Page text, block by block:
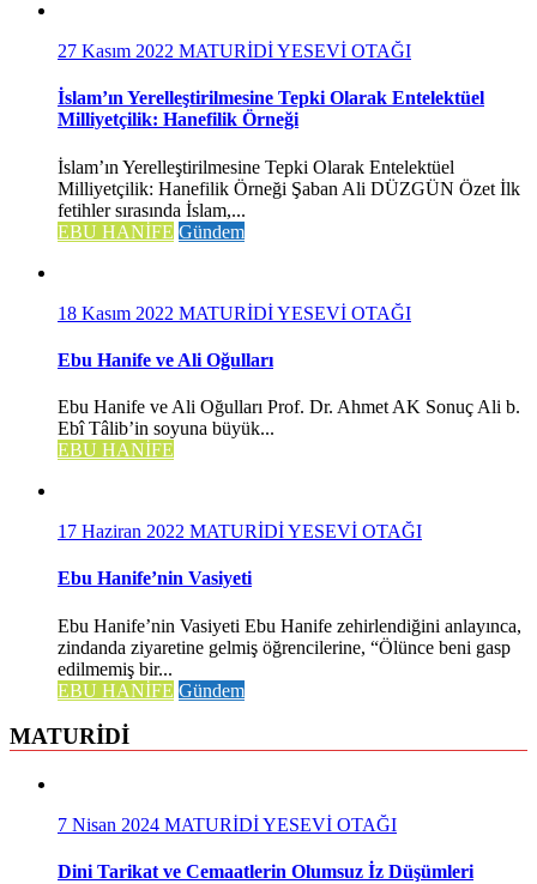
27 Kasım 2022 MATURİDİ YESEVİ OTAĞI
İslam’ın Yerelleştirilmesine Tepki Olarak Entelektüel
Milliyetçilik: Hanefilik Örneği
İslam’ın Yerelleştirilmesine Tepki Olarak Entelektüel
Milliyetçilik: Hanefilik Örneği Şaban Ali DÜZGÜN Özet İlk
fetihler sırasında İslam,...
EBU HANİFE Gündem
18 Kasım 2022 MATURİDİ YESEVİ OTAĞI
Ebu Hanife ve Ali Oğulları
Ebu Hanife ve Ali Oğulları Prof. Dr. Ahmet AK Sonuç Ali b.
Ebî Tâlib’in soyuna büyük...
EBU HANİFE
17 Haziran 2022 MATURİDİ YESEVİ OTAĞI
Ebu Hanife’nin Vasiyeti
Ebu Hanife’nin Vasiyeti Ebu Hanife zehirlendiğini anlayınca,
zindanda ziyaretine gelmiş öğrencilerine, “Ölünce beni gasp
edilmemiş bir...
EBU HANİFE Gündem
MATURİDİ
7 Nisan 2024 MATURİDİ YESEVİ OTAĞI
Dini Tarikat ve Cemaatlerin Olumsuz İz Düşümleri